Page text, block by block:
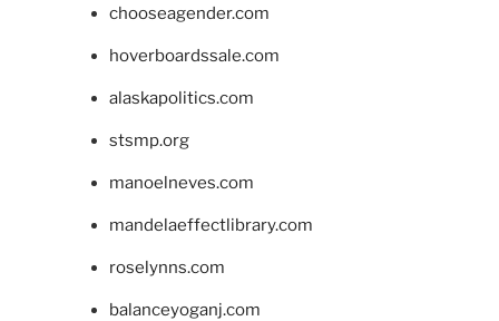
chooseagender.com
hoverboardssale.com
alaskapolitics.com
stsmp.org
manoelneves.com
mandelaeffectlibrary.com
roselynns.com
balanceyoganj.com